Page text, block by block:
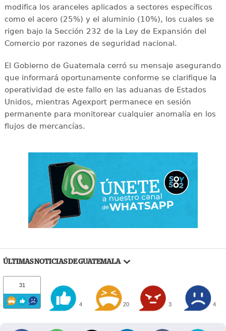
modifica los aranceles aplicados a sectores específicos
como el acero (25%) y el aluminio (10%), los cuales se
rigen bajo la Sección 232 de la Ley de Expansión del
Comercio por razones de seguridad nacional.
El Gobierno de Guatemala cerró su mensaje asegurando
que informará oportunamente conforme se clarifique la
operatividad de este fallo en las aduanas de Estados
Unidos, mientras Agexport permanece en sesión
permanente para monitorear cualquier anomalía en los
flujos de mercancías.
ÚLTIMAS NOTICIAS DE GUATEMALA
31
4 20 3 4